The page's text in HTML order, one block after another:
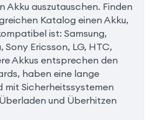
Akku auszutauschen. Finden
Katalog einen Akku,
ist: Samsung,
Ericsson, LG, HTC,
Akkus entsprechen den
haben eine lange
mit Sicherheitssystemen
und Überhitzen